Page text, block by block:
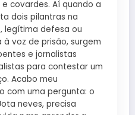
covardes. Aí quando a
dois pilantras na
legítima defesa ou
à voz de prisão, surgem
e jornalistas
para contestar um
Acabo meu
com uma pergunta: o
neves, precisa